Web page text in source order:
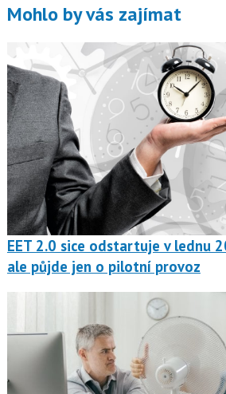
Mohlo by vás zajímat
EET 2.0 sice odstartuje v lednu
ale půjde jen o pilotní provoz